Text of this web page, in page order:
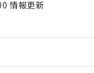
情報更新